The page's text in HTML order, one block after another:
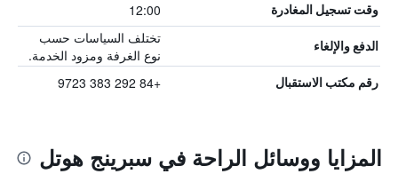
وقت تسجيل المغادرة 12:00
الدفع والإلغاء
تختلف السياسات حسب
نوع الغرفة ومزود الخدمة.
رقم مكتب الاستقبال +84 292 383 9723
المزايا ووسائل الراحة في سبرينج هوتل